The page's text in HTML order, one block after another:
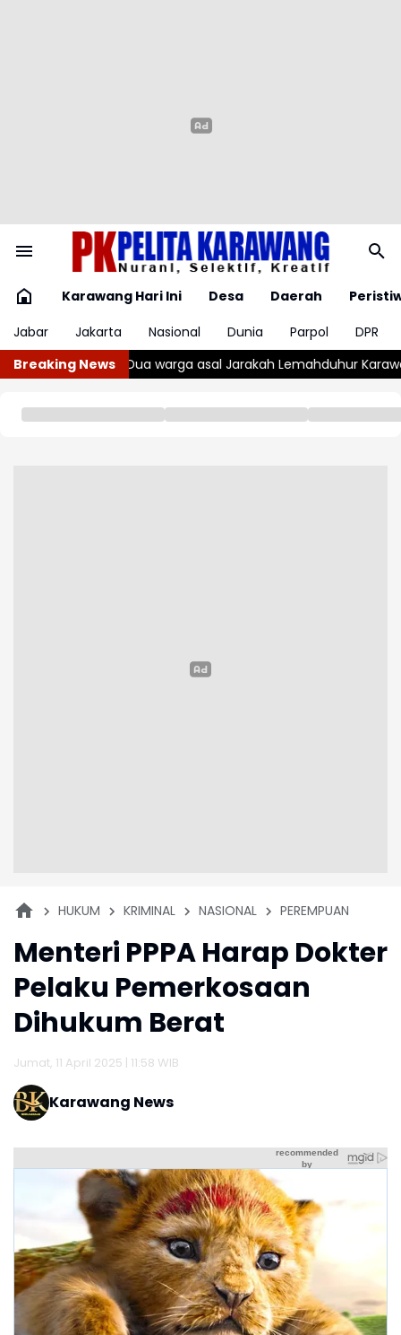
Karawang Hari Ini Desa Daerah
Jabar
Jakarta Nasional Dunia Parpol
DPR
Breaking NewsKarawang Diringkus Polisi Akibat Edarkan Ratusan
HUKUM KRIMINAL NASIONAL PEREMPUAN
Menteri PPPA Harap Dokter
Pelaku Pemerkosaan
Dihukum Berat
Jumat, 11 April 2025 | 11:58 WIB
Karawang News